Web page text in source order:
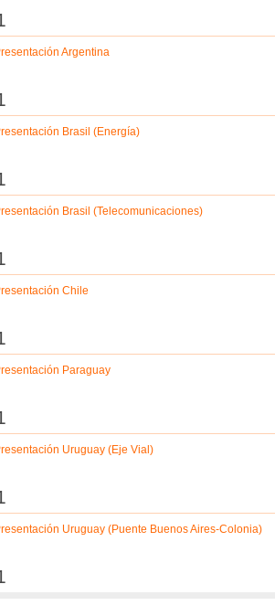
Argentina
Brasil (Energía)
Brasil (Telecomunicaciones)
Chile
Paraguay
Uruguay (Eje Vial)
Uruguay (Puente Buenos Aires-Colonia)